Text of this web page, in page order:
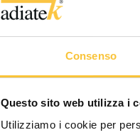
Consenso
Questo sito web utilizza i
Utilizziamo i cookie per